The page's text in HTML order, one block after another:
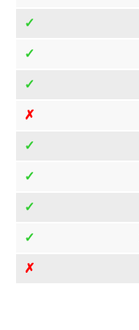
✓
✓
✓
✗
✓
✓
✓
✓
✗